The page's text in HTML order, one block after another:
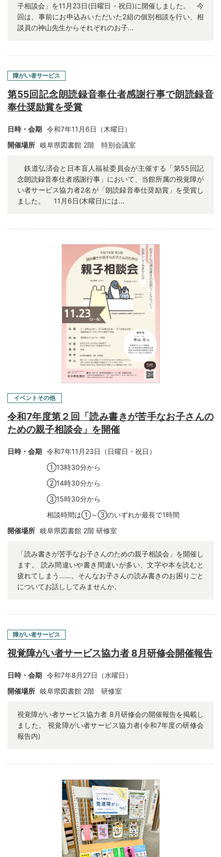
子相談会」を11月23日(日曜日・祝日)に開催しました。 今
回は、事前にお申込みいただいた2組の個別相談を行い、相
談員の神山先生からそれぞれのお子...
障がい者サービス
第55回記念朗読録音奉仕者感謝行事で朗読録音
奉仕奨励賞を受賞
日時・会期 令和7年11月6日（木曜日）
開催場所 岐阜県図書館 2階 特別会議室
鉄道弘済会と日本盲人福祉委員会が主催する「第55回記
念朗読録音奉仕者感謝行事」において、当館所属の視覚障が
い者サービス協力者2名が「朗読録音奉仕奨励賞」を受賞し
ました。 11月6日(木曜日)には...
イベントその他
令和7年度第２回「読み書きが苦手なお子さんの
ための親子相談会」を開催
日時・会期 令和7年11月23日（日曜日・祝日）
①13時30分から
②14時30分から
③15時30分から
相談時間は①～③のいずれか最長で1時間
開催場所 岐阜県図書館 2階 研修室
「読み書きが苦手なお子さんのための親子相談会」を開催し
ます。 読み間違いや書き間違いが多い、文字や本を読むと
疲れてしまう……。そんなお子さんの読み書きのお困りごと
についてお話ししてみませんか。
障がい者サービス
視覚障がい者サービス協力者 8月研修会開催報告
日時・会期 令和7年8月27日（水曜日）
開催場所 岐阜県図書館 2階 研修室
視覚障がい者サービス協力者 8月研修会の開催報告を掲載し
ました。 視覚障がい者サービス協力者(令和7年度の研修会
報告内)